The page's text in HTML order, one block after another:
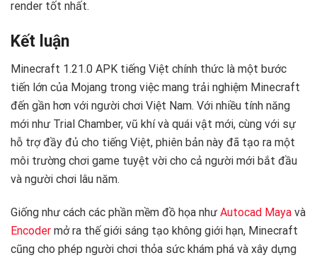
render tốt nhất. ️
Kết luận
Minecraft 1.21.0 APK tiếng Việt chính thức là một bước
tiến lớn của Mojang trong việc mang trải nghiệm Minecraft
đến gần hơn với người chơi Việt Nam. Với nhiều tính năng
mới như Trial Chamber, vũ khí và quái vật mới, cùng với sự
hỗ trợ đầy đủ cho tiếng Việt, phiên bản này đã tạo ra một
môi trường chơi game tuyệt vời cho cả người mới bắt đầu
và người chơi lâu năm.
Giống như cách các phần mềm đồ họa như Autocad Maya và
Encoder mở ra thế giới sáng tạo không giới hạn, Minecraft
cũng cho phép người chơi thỏa sức khám phá và xây dựng